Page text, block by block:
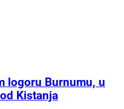
logoru Burnumu, u
Kistanja